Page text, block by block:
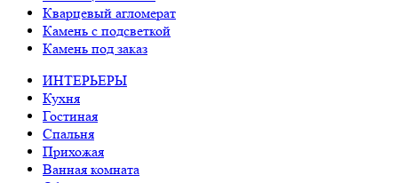
Кварцевый агломерат
Камень с подсветкой
Камень под заказ
ИНТЕРЬЕРЫ
Кухня
Гостиная
Спальня
Прихожая
Ванная комната